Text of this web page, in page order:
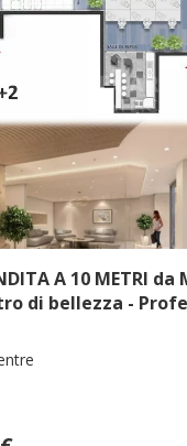
A 10 METRI da
di bellezza -